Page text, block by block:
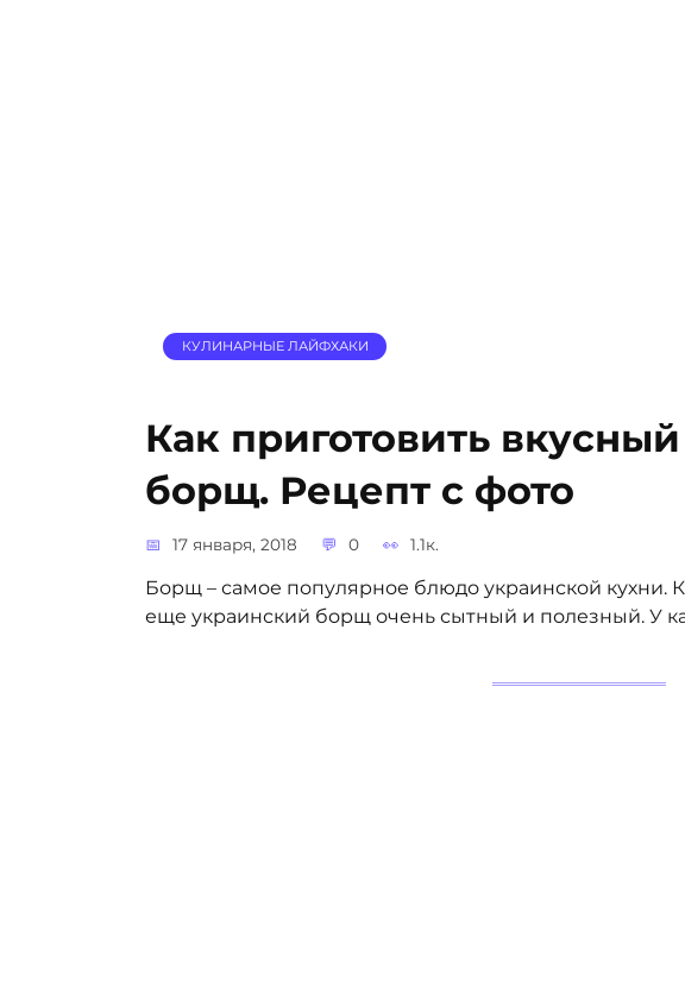
КУЛИНАРНЫЕ ЛАЙФХАКИ
Как приготовить
борщ. Рецепт с фото
17 января, 2018 0 1.1к.
Борщ – самое популярное блюдо украинской кухни.
еще украинский борщ очень сытный и полезный. У